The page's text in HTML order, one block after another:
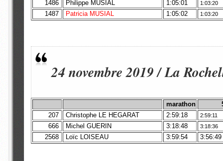
1486 Philippe MUSIAL 1:05:01 1:03:20
1487 Patricia MUSIAL 1:05:02 1:03:20
24 novembre 2019 / La
marathon
207
Christophe LE HEGARAT 2:59:18 2:59:11
666 Michel GUERIN 3:18:48 3:18:36
2568 Loïc LOISEAU 3:59:54 3:56:49